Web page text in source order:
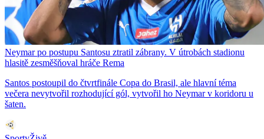
Neymar po postupu Santosu ztratil zábrany. V útrobách stadionu
hlasitě zesměšňoval hráče Rema
Santos postoupil do čtvrtfinále Copa do Brasil, ale hlavní téma
večera nevytvořil rozhodující gól, vytvořil ho Neymar v koridoru u
šaten.